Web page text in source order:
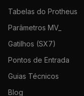
Tabelas do Protheus
Parâmetros MV_
Gatilhos (SX7)
Pontos de Entrada
Guias Técnicos
Blog